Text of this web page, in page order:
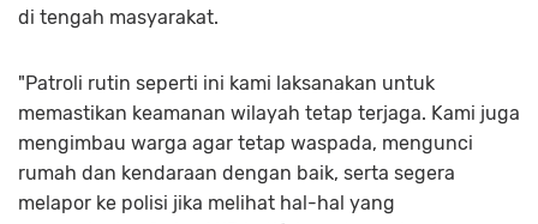
di tengah masyarakat.
"Patroli rutin seperti ini kami laksanakan untuk
memastikan keamanan wilayah tetap terjaga. Kami juga
mengimbau warga agar tetap waspada, mengunci
rumah dan kendaraan dengan baik, serta segera
melapor ke polisi jika melihat hal-hal yang